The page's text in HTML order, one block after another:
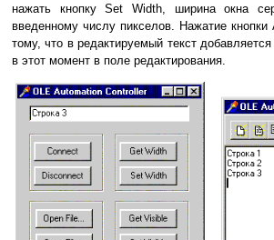
нажать кнопку Set Width, ширина окна
введенному числу пикселов. Нажатие кнопки
тому, что в редактируемый текст
в этот момент в поле редактирования.